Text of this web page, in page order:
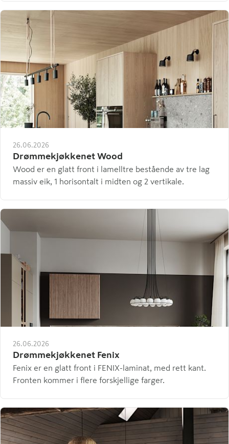
26.06.2026
Drømmekjøkkenet Wood
Wood er en glatt front i lamelltre bestående av tre lag
massiv eik, 1 horisontalt i midten og 2 vertikale.
26.06.2026
Drømmekjøkkenet Fenix
Fenix er en glatt front i FENIX-laminat, med rett kant.
Fronten kommer i flere forskjellige farger.